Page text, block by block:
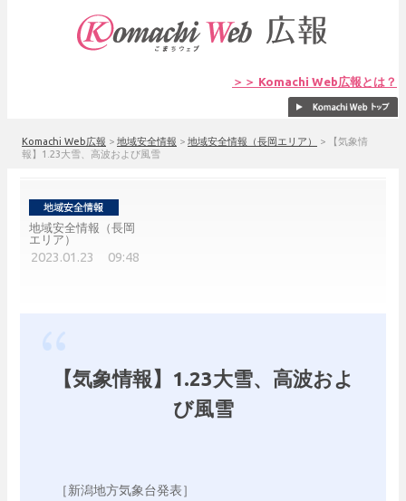
＞＞ Komachi Web広報とは？
Komachi Web広報 > 地域安全情報 > 地域安全情報（長岡エリア） >
【気象情
報】1.23大雪、高波および風雪
地域安全情報（長岡
エリア）
2023.01.23 09:48
【気象情報】1.23大雪、高波およ
び風雪
［新潟地方気象台発表］